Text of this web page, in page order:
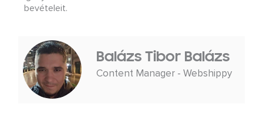
bevételeit.
Balázs Tibor Balázs
Content Manager - Webshippy